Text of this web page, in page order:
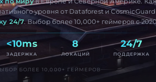
уровня от Dataforest и
24/7. Выбор более 10,000+ геймеров с
<10ms
ЗАДЕРЖКА
8
ЛОКАЦИЙ
24/7
ПОДДЕРЖКА
БОЛЕЕ 10,000+ ГЕЙМЕРОВ